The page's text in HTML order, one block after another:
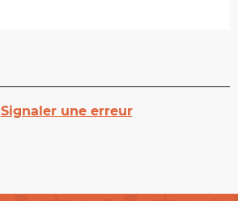
Signaler une erreur